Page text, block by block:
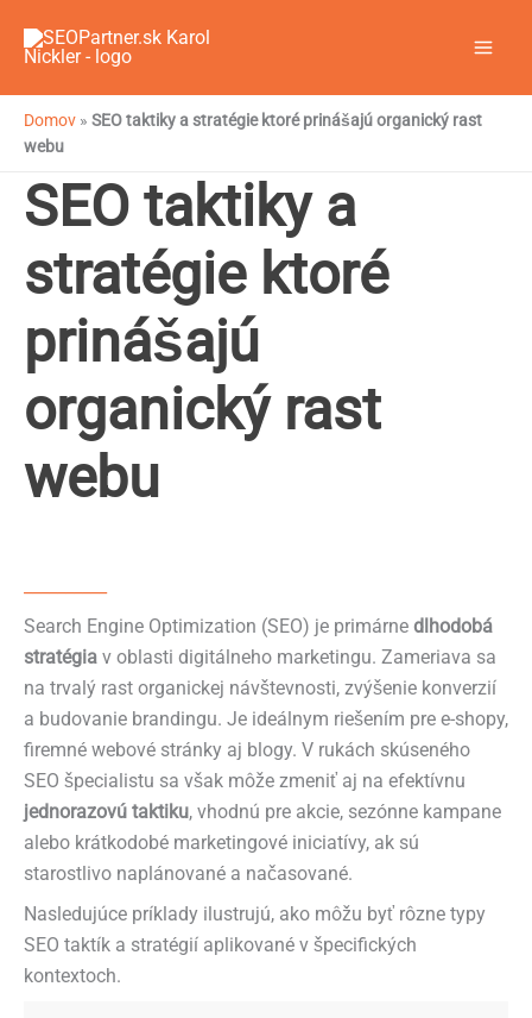
Domov » SEO taktiky a stratégie ktoré prinášajú organický rast
webu
SEO taktiky a
stratégie ktoré
prinášajú
organický rast
webu
Search Engine Optimization (SEO) je primárne dlhodobá
stratégia v oblasti digitálneho marketingu. Zameriava sa
na trvalý rast organickej návštevnosti, zvýšenie konverzií
a budovanie brandingu. Je ideálnym riešením pre e-shopy,
firemné webové stránky aj blogy. V rukách skúseného
SEO špecialistu sa však môže zmeniť aj na efektívnu
jednorazovú taktiku, vhodnú pre akcie, sezónne kampane
alebo krátkodobé marketingové iniciatívy, ak sú
starostlivo naplánované a načasované.
Nasledujúce príklady ilustrujú, ako môžu byť rôzne typy
SEO taktík a stratégií aplikované v špecifických
kontextoch.